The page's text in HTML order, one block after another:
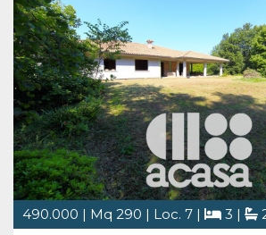
cesenati, tra le località di San Vittore e
presenta un'opportunit [...]
490.000 | Mq 290 | Loc. 7 | 3 |